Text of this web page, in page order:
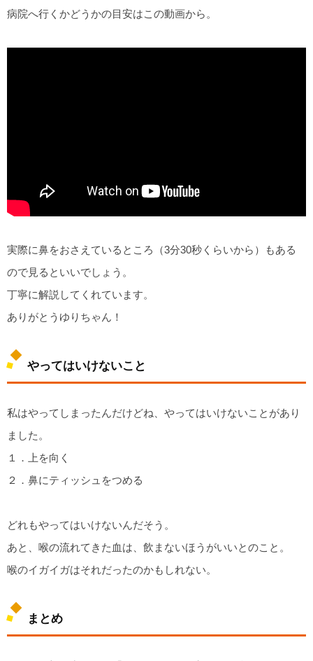
病院へ行くかどうかの目安はこの動画から。
実際に鼻をおさえているところ（3分30秒くらいから）もある
ので見るといいでしょう。
丁寧に解説してくれています。
ありがとうゆりちゃん！
やってはいけないこと
私はやってしまったんだけどね、やってはいけないことがあり
ました。
１．上を向く
２．鼻にティッシュをつめる
どれもやってはいけないんだそう。
あと、喉の流れてきた血は、飲まないほうがいいとのこと。
喉のイガイガはそれだったのかもしれない。
まとめ